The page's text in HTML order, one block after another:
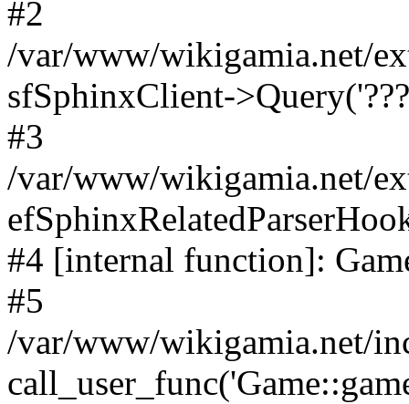
#2
/var/www/wikigamia.net/
sfSphinxClient-
#3
/var/www/wikigamia.net/
#4 [internal function]:
#5
/var/www/wikigamia.net/